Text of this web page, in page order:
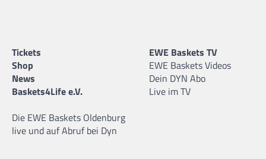
Tickets
Shop
News
Baskets4Life e.V.
Die EWE Baskets Oldenburg
live und auf Abruf bei Dyn
EWE Baskets TV
EWE Baskets Videos
Dein DYN Abo
Live im TV